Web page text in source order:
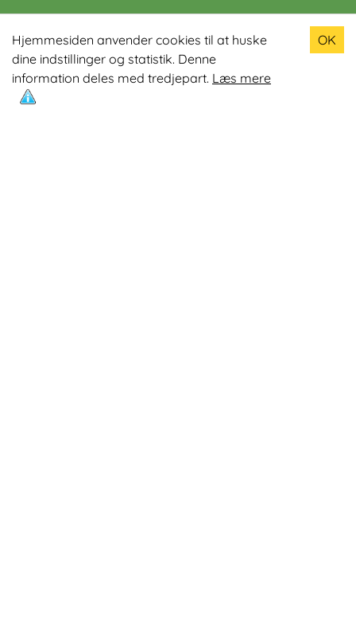
Hjemmesiden anvender cookies til at huske
dine indstillinger og statistik. Denne
information deles med tredjepart. Læs mere
OK
Populære produkter
Odin R900 Romaskine
Odin S900 Spinningcykel